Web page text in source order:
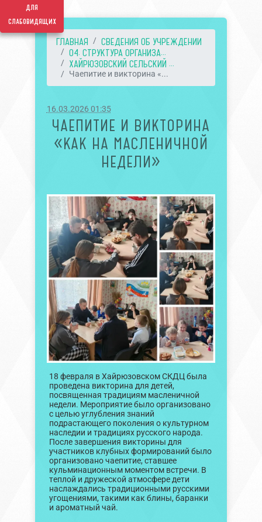
для
слабовидящих
ГЛАВНАЯ
СВЕДЕНИЯ ОБ УЧРЕЖДЕНИИ
04. СТРУКТУРА ОРГАНИЗА...
ХАЙРЮЗОВСКИЙ СЕЛЬСКИЙ ...
Чаепитие и викторина «...
16.03.2026 01:35
ЧАЕПИТИЕ И ВИКТОРИНА
«КАК НА МАСЛЕНИЧНОЙ
НЕДЕЛИ»
18 февраля в Хайрюзовском СКДЦ была
проведена викторина для детей,
посвященная традициям масленичной
недели. Мероприятие было организовано
с целью углубления знаний
подрастающего поколения о культурном
наследии и традициях русского народа.
После завершения викторины для
участников клубных формирований было
организовано чаепитие, ставшее
кульминационным моментом встречи. В
теплой и дружеской атмосфере дети
наслаждались традиционными русскими
угощениями, такими как блины, баранки
и ароматный чай.